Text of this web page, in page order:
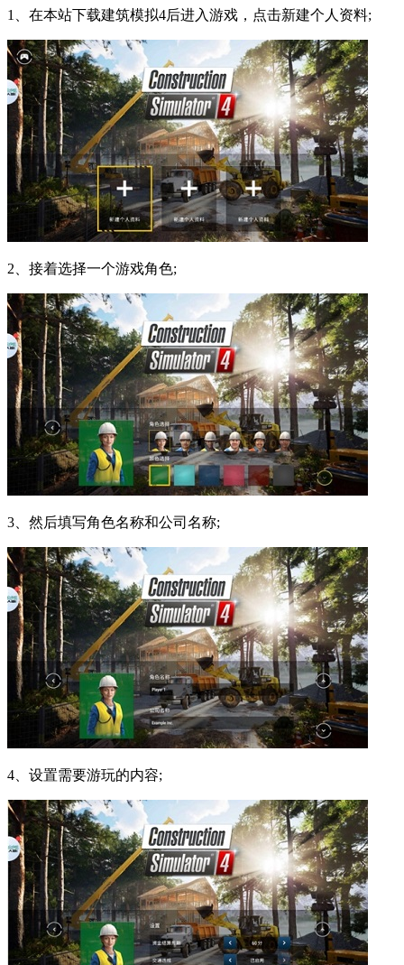
1、在本站下载建筑模拟4后进入游戏，点击新建个人资料;
2、接着选择一个游戏角色;
3、然后填写角色名称和公司名称;
4、设置需要游玩的内容;